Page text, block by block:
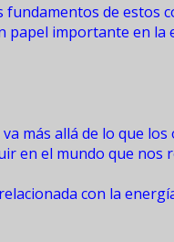
fundamentos de estos
papel importante en la
más allá de lo que
en el mundo que nos
con la